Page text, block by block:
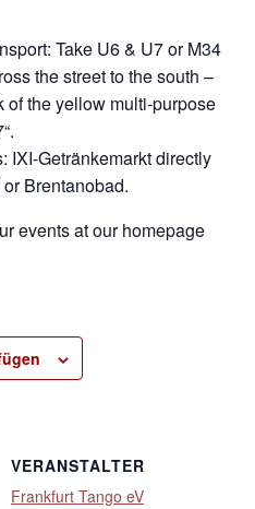
Take U6 & U7 or M34
the street to the south –
of the yellow multi-purpose
IXI-Getränkemarkt directly
Brentanobad.
events at our homepage
VERANSTALTER
Frankfurt Tango eV